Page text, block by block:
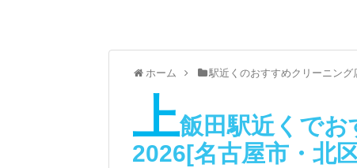
ホーム 駅近くのおすすめクリーニング
上飯田駅近くで
2026[名古屋市・北